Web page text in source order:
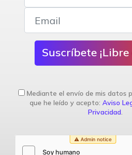
Suscríbete
Mediante el envío de mis datos
que he leído y acepto: Aviso
Privacidad.